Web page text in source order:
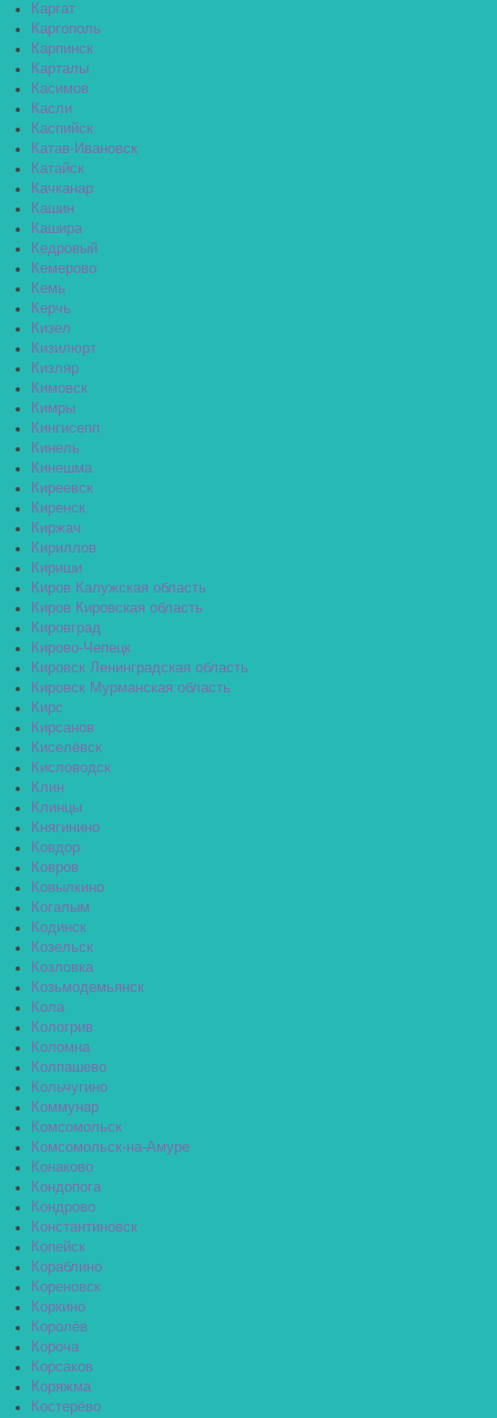
Каргат
Каргополь
Карпинск
Карталы
Касимов
Касли
Каспийск
Катав-Ивановск
Катайск
Качканар
Кашин
Кашира
Кедровый
Кемерово
Кемь
Керчь
Кизел
Кизилюрт
Кизляр
Кимовск
Кимры
Кингисепп
Кинель
Кинешма
Киреевск
Киренск
Киржач
Кириллов
Кириши
Киров Калужская область
Киров Кировская область
Кировград
Кирово-Чепецк
Кировск Ленинградская область
Кировск Мурманская область
Кирс
Кирсанов
Киселёвск
Кисловодск
Клин
Клинцы
Княгинино
Ковдор
Ковров
Ковылкино
Когалым
Кодинск
Козельск
Козловка
Козьмодемьянск
Кола
Кологрив
Коломна
Колпашево
Кольчугино
Коммунар
Комсомольск
Комсомольск-на-Амуре
Конаково
Кондопога
Кондрово
Константиновск
Копейск
Кораблино
Кореновск
Коркино
Королёв
Короча
Корсаков
Коряжма
Костерёво